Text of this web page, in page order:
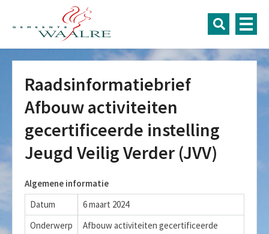
Raadsinformatiebrief
Afbouw activiteiten
gecertificeerde instelling
Jeugd Veilig Verder (JVV)
Algemene informatie
Datum
6 maart 2024
Onderwerp
Afbouw activiteiten gecertificeerde